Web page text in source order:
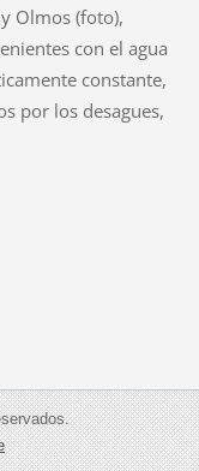
Olmos (foto),
con el agua
constante,
por los desagues,